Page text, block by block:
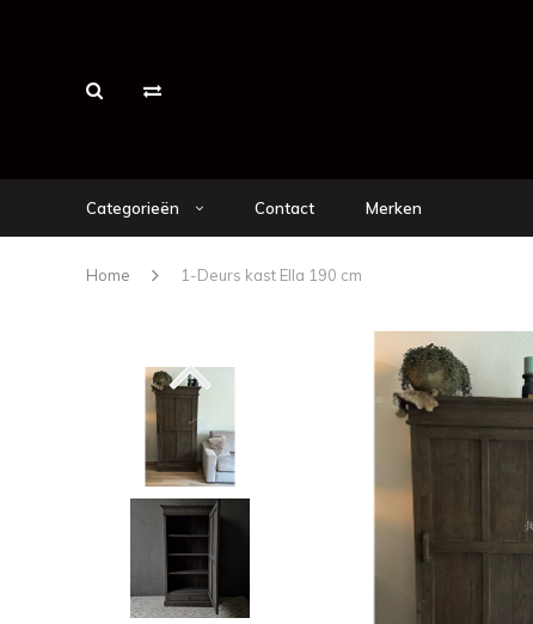
Categorieën Contact Merken
Home 1-Deurs kast Ella 190 cm